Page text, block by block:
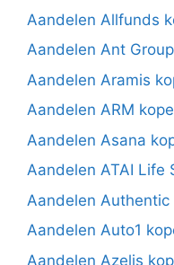
Aandelen Allfunds
Aandelen Ant Group
Aandelen Aramis
Aandelen ARM
Aandelen Asana
Aandelen ATAI Life
Aandelen Authentic
Aandelen Auto1
Aandelen Azelis